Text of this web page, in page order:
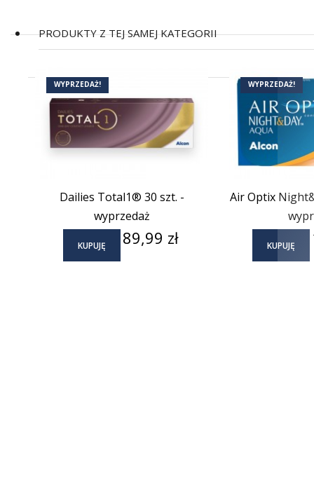
PRODUKTY Z TEJ SAMEJ KATEGORII
Dailies Total1® 30 szt. -
wyprzedaż
KUPUJĘ Cena
89,99 zł
WYPRZEDAŻ!
Air Optix
KUPUJĘ
WYPRZEDAŻ!